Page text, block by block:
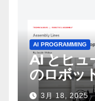
AI PROGRAMMING
AI とヒュ
のロボッ
3月 18, 2025